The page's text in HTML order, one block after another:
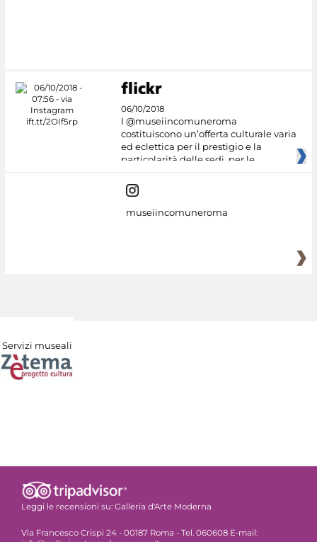
06/10/2018
I @museiincomuneroma
costituiscono un’offerta culturale varia
ed eclettica per il prestigio e la
particolarità delle sedi, per le
museiincomuneroma
Servizi museali
Leggi le recensioni su: Galleria d'Arte Moderna
Via Francesco Crispi 24 - 00187 Roma - Tel. 060608 E-mail: